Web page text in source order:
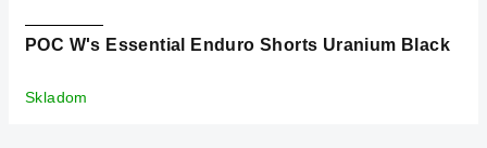
POC W's Essential Enduro Shorts Uranium Black
Skladom